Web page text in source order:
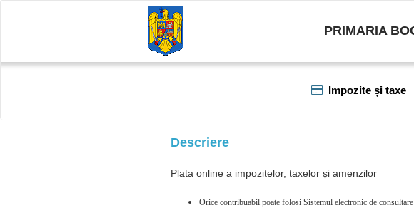
PRIMARIA
Impozite și taxe
Descriere
Plata online a impozitelor, taxelor și amenzilor
Orice contribuabil poate folosi Sistemul electronic de